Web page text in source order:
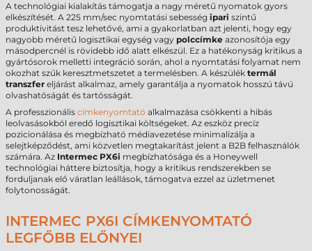
A technológiai kialakítás támogatja a nagy méretű nyomatok gyors
elkészítését. A 225 mm/sec nyomtatási sebesség ipari szintű
produktivitást tesz lehetővé, ami a gyakorlatban azt jelenti, hogy egy
nagyobb méretű logisztikai egység vagy polccímke azonosítója egy
másodpercnél is rövidebb idő alatt elkészül. Ez a hatékonyság kritikus a
gyártósorok melletti integráció során, ahol a nyomtatási folyamat nem
okozhat szűk keresztmetszetet a termelésben. A készülék termál
transzfer eljárást alkalmaz, amely garantálja a nyomatok hosszú távú
olvashatóságát és tartósságát.
A professzionális címkenyomtató alkalmazása csökkenti a hibás
leolvasásokból eredő logisztikai költségeket. Az eszköz precíz
pozicionálása és megbízható médiavezetése minimalizálja a
selejtképződést, ami közvetlen megtakarítást jelent a B2B felhasználók
számára. Az Intermec PX6i megbízhatósága és a Honeywell
technológiai háttere biztosítja, hogy a kritikus rendszerekben se
forduljanak elő váratlan leállások, támogatva ezzel az üzletmenet
folytonosságát.
INTERMEC PX6I CÍMKENYOMTATÓ
LEGFŐBB ELŐNYEI